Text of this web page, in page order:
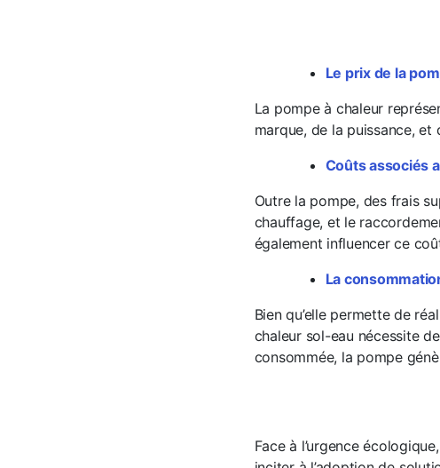
Le prix de la
La pompe à chaleur
marque, de la puissance,
Coûts associés
Outre la pompe, des frais
chauffage, et le
également influencer ce
La
Bien qu’elle permette de
chaleur sol-eau nécessite
consommée, la pompe
Face à l’urgence